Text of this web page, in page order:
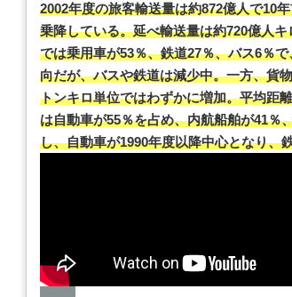
2002年度の旅客輸送量は約872億人で10
乗降している。延べ輸送量は約720億人
では乗用車が53％、鉄道27％、バス6％
向だが、バスや鉄道は減少中。一方、貨
トンキロ単位ではわずかに増加。平均距
は自動車が55％を占め、内航船舶が41％
し、自動車が1990年度以降中心となり、